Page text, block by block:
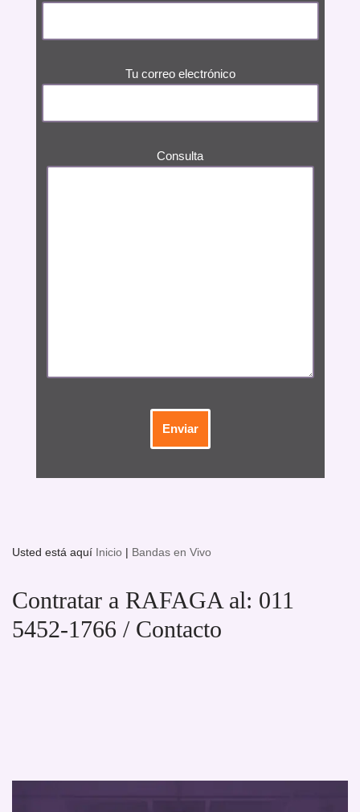
Tu correo electrónico
Consulta
Usted está aquí Inicio | Bandas en Vivo
Contratar a RAFAGA al: 011
5452-1766 / Contacto